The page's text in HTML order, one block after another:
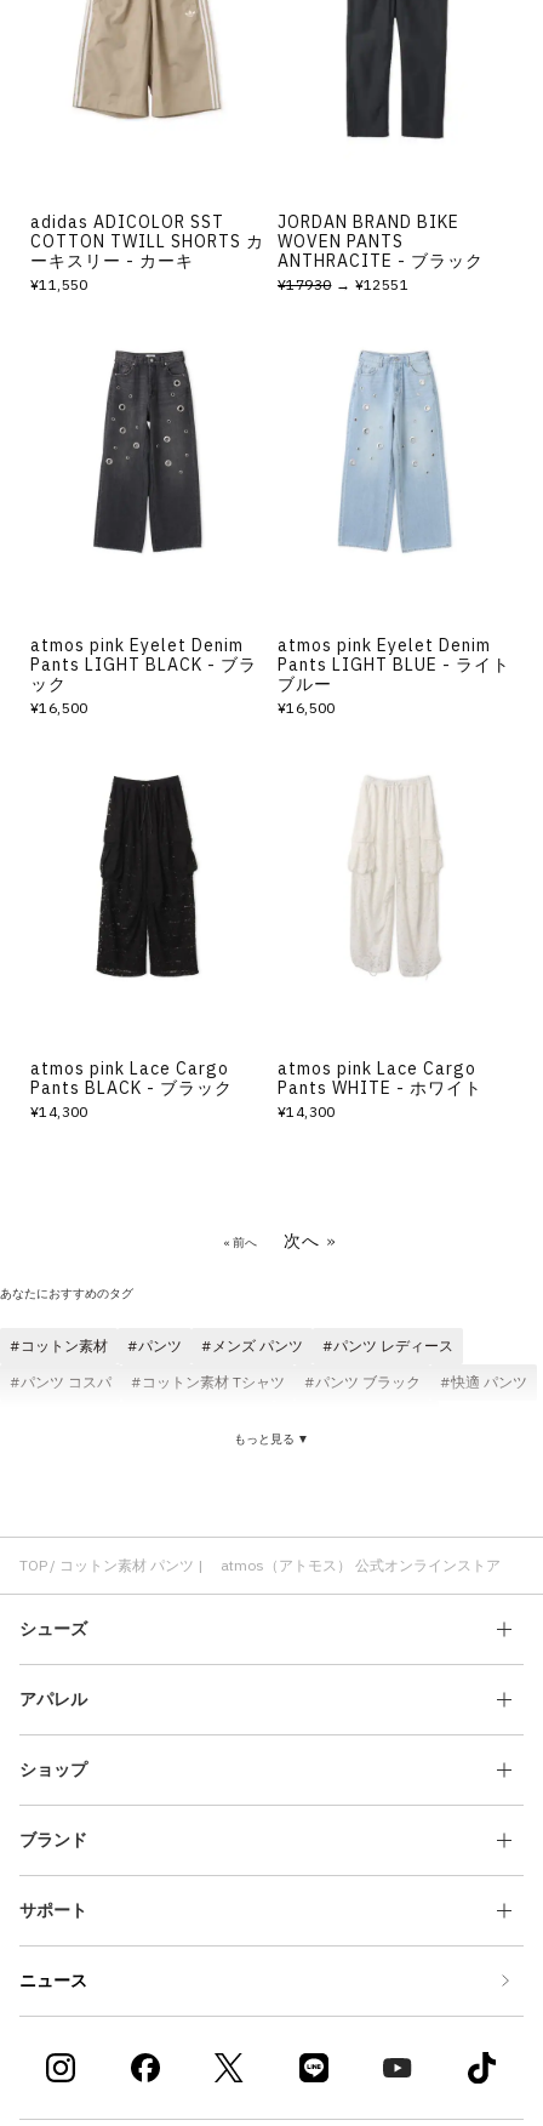
adidas ADICOLOR SST
COTTON TWILL SHORTS カ
ーキスリー - カーキ
¥11,550
JORDAN BRAND BIKE
WOVEN PANTS
ANTHRACITE - ブラック
¥17930→ ¥12551
atmos pink Eyelet Denim
Pants LIGHT BLACK - ブラ
ック
¥16,500
atmos pink Eyelet Denim
Pants LIGHT BLUE - ライト
ブルー
¥16,500
atmos pink Lace Cargo
Pants BLACK - ブラック
¥14,300
atmos pink Lace Cargo
Pants WHITE - ホワイト
¥14,300
« 前へ 次へ »
あなたにおすすめのタグ
コットン素材 パンツ メンズ パンツ
パンツ レディース
パンツ コスパ
コットン素材 Tシャツ パンツ ブラック
快適 パンツ
コットン素材 スウェット
コットン素材 ロングパンツ
もっと見る ▼
TOP コットン素材 パンツ | atmos（アトモス） 公式オンラインストア
シューズ
アパレル
ショップ
ブランド
サポート
ニュース